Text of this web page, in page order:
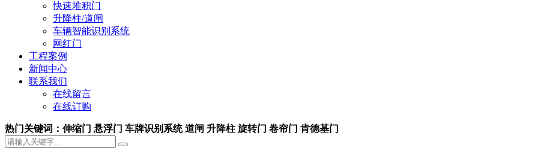
快速堆积门
升降柱/道闸
车辆智能识别系统
网红门
工程案例
新闻中心
联系我们
在线留言
在线订购
热门关键词：伸缩门 悬浮门 车牌识别系统 道闸 升降柱 旋转门 卷帘门 肯德基门